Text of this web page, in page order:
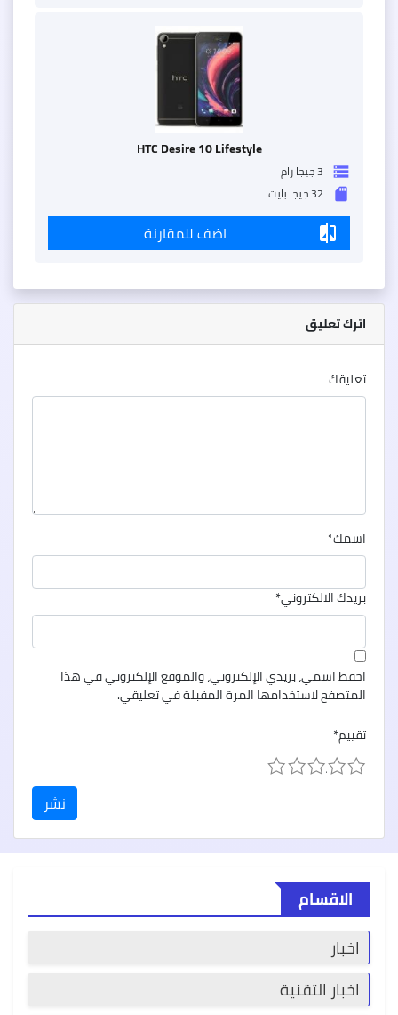
HTC Desire 10 Lifestyle
storage 3 جيجا رام
sd_storage 32 جيجا بايت
compare اضف للمقارنة
اترك تعليق
تعليقك
اسمك*
بريدك الالكتروني*
احفظ اسمي، بريدي الإلكتروني، والموقع الإلكتروني في هذا
المتصفح لاستخدامها المرة المقبلة في تعليقي.
تقييم*
5
4
3
2
الاقسام
اخبار
اخبار التقنية